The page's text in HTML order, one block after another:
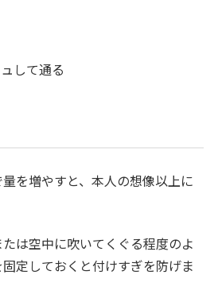
して通る
を増やすと、本人の想像以上に
は空中に吹いてくぐる程度のよ
定しておくと付けすぎを防げま